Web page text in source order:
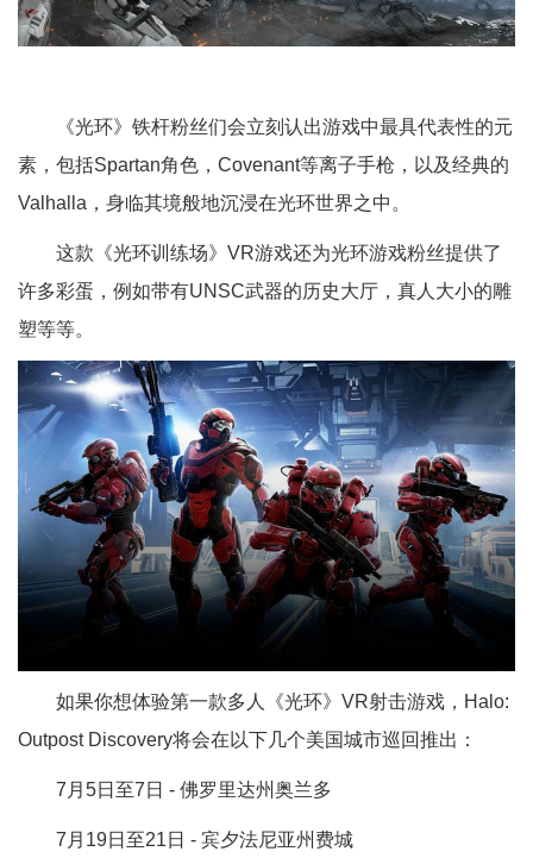
《光环》铁杆粉丝们会立刻认出游戏中最具代表性的元
素，包括Spartan角色，Covenant等离子手枪，以及经典的
Valhalla，身临其境般地沉浸在光环世界之中。
这款《光环训练场》VR游戏还为光环游戏粉丝提供了
许多彩蛋，例如带有UNSC武器的历史大厅，真人大小的雕
塑等等。
如果你想体验第一款多人《光环》VR射击游戏，Halo:
Outpost Discovery将会在以下几个美国城市巡回推出：
7月5日至7日 - 佛罗里达州奥兰多
7月19日至21日 - 宾夕法尼亚州费城